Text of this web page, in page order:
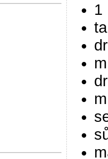
1